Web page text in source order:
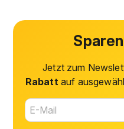
Jetzt zum
Rabattauf